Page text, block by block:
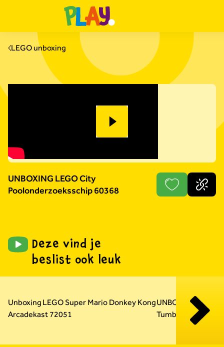
LEGO unboxing
UNBOXING LEGO City
Poolonderzoeksschip 60368
Deze vind je
beslist ook leuk
Unboxing LEGO Super Mario Donkey Kong
Arcadekast 72051
UNBOXING LEGO
Tumbler 42239